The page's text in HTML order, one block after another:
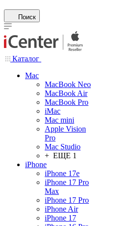
Поиск
Каталог
Mac
MacBook Neo
MacBook Air
MacBook Pro
iMac
Mac mini
Apple Vision
Pro
Mac Studio
+ ЕЩЕ 1
iPhone
iPhone 17e
iPhone 17 Pro
Max
iPhone 17 Pro
iPhone Air
iPhone 17